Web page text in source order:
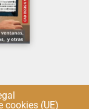
cookies (UE)